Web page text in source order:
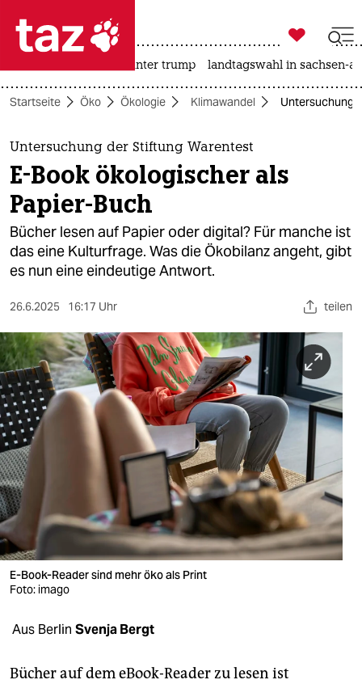
 taz zahl ich
taz zahl ich
themen
politik
öko
gesellschaft
sport
berlin
nord
wahrheit
verlag
verlag
veranstaltungen
shop
fragen & hilfe
unterstützen
abo

taz zahl ich
usa unter trump landtagswahl in sachsen-
Startseite Öko Ökologie Klimawandel Untersuchung
Untersuchung der Stiftung Warentest
E-Book ökologischer als
Papier-Buch
Bücher lesen auf Papier oder digital? Für manche ist
das eine Kulturfrage. Was die Ökobilanz angeht, gibt
es nun eine eindeutige Antwort.
26.6.2025 16:17 Uhr teilen
E-Book-Reader sind mehr öko als Print
Foto: imago
Aus Berlin Svenja Bergt
Bücher auf dem eBook-Reader zu lesen ist